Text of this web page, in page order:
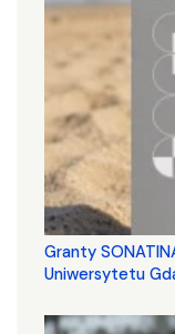
Granty
Uniwersytetu